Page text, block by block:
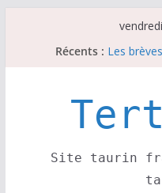
Récents : Les
Les
Site taurin